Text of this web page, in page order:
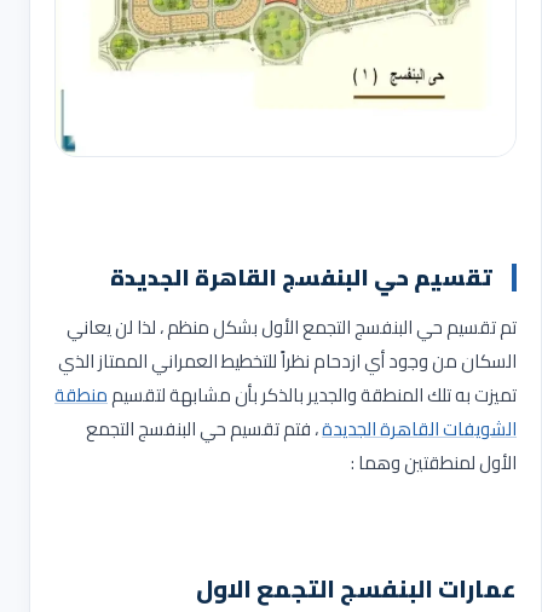
تقسيم حي البنفسج القاهرة الجديدة
تم تقسيم حي البنفسج التجمع الأول بشكل منظم ، لذا لن يعاني
السكان من وجود أي ازدحام نظراً للتخطيط العمراني الممتاز الذي
تميزت به تلك المنطقة والجدير بالذكر بأن مشابهة لتقسيممنطقة
الشويفات القاهرة الجديدة، فتم تقسيم حي البنفسج التجمع
الأول لمنطقتين وهما :
عمارات البنفسج التجمع الاول